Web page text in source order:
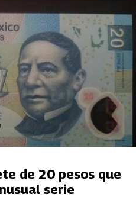
de 20 pesos que
serie